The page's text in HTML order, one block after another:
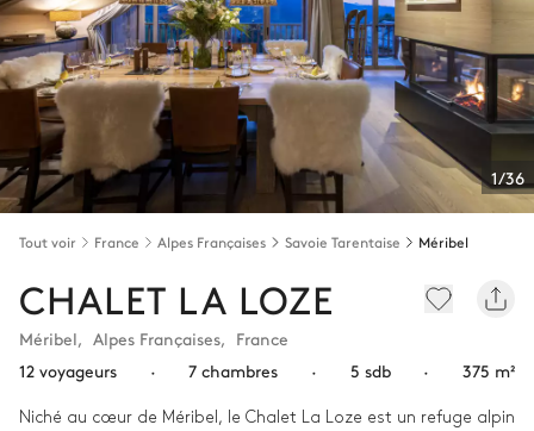
1/36
Tout voir France Alpes Françaises Savoie Tarentaise Méribel
CHALET LA LOZE
Méribel, Alpes Françaises, France
12 voyageurs
· 7 chambres · 5 sdb · 375 m²
Niché au cœur de Méribel, le Chalet La Loze est un refuge alpin